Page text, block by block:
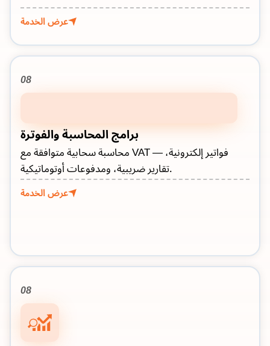
عرض الخدمة
08
برامج المحاسبة والفوترة
محاسبة سحابية متوافقة مع VAT — فواتير إلكترونية،
تقارير ضريبية، ومدفوعات أوتوماتيكية.
عرض الخدمة
08